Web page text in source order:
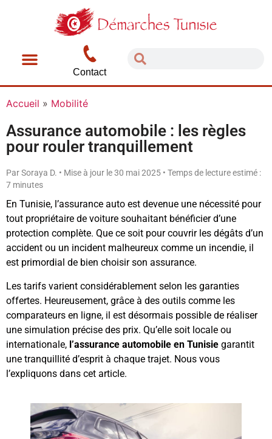
Contact
Accueil » Mobilité
Assurance automobile : les règles
pour rouler tranquillement
Par Soraya D. • Mise à jour le 30 mai 2025 • Temps de lecture estimé :
7 minutes
En Tunisie, l’assurance auto est devenue une nécessité pour
tout propriétaire de voiture souhaitant bénéficier d’une
protection complète. Que ce soit pour couvrir les dégâts d’un
accident ou un incident malheureux comme un incendie, il
est primordial de bien choisir son assurance.
Les tarifs varient considérablement selon les garanties
offertes. Heureusement, grâce à des outils comme les
comparateurs en ligne, il est désormais possible de réaliser
une simulation précise des prix. Qu’elle soit locale ou
internationale, l’assurance automobile en Tunisie garantit
une tranquillité d’esprit à chaque trajet. Nous vous
l’expliquons dans cet article.